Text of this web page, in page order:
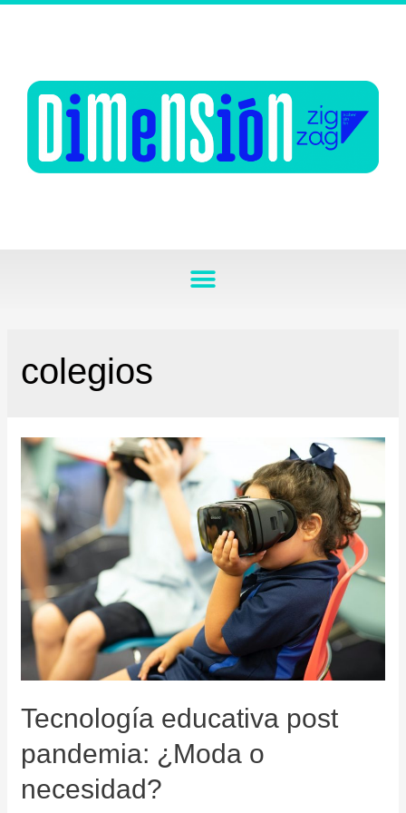
colegios
Tecnología educativa post
pandemia: ¿Moda o
necesidad?